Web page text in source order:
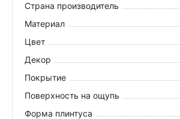
Страна производитель
Материал
Цвет
Декор
Покрытие
Поверхность на ощупь
Форма плинтуса